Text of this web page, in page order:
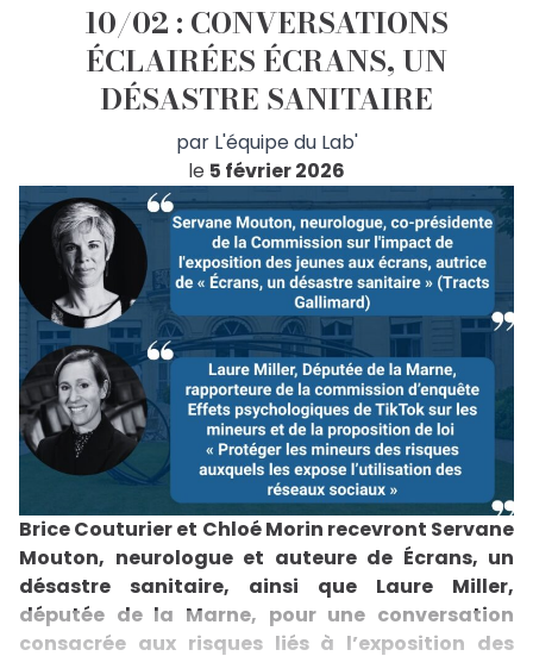
10/02 : CONVERSATIONS
ÉCLAIRÉES ÉCRANS, UN
DÉSASTRE SANITAIRE
par L'équipe du Lab'
le 5 février 2026
Brice Couturier et Chloé Morin recevront Servane
Mouton, neurologue et auteure de Écrans, un
désastre sanitaire, ainsi que Laure Miller,
députée de la Marne, pour une conversation
consacrée aux risques liés à l’exposition des